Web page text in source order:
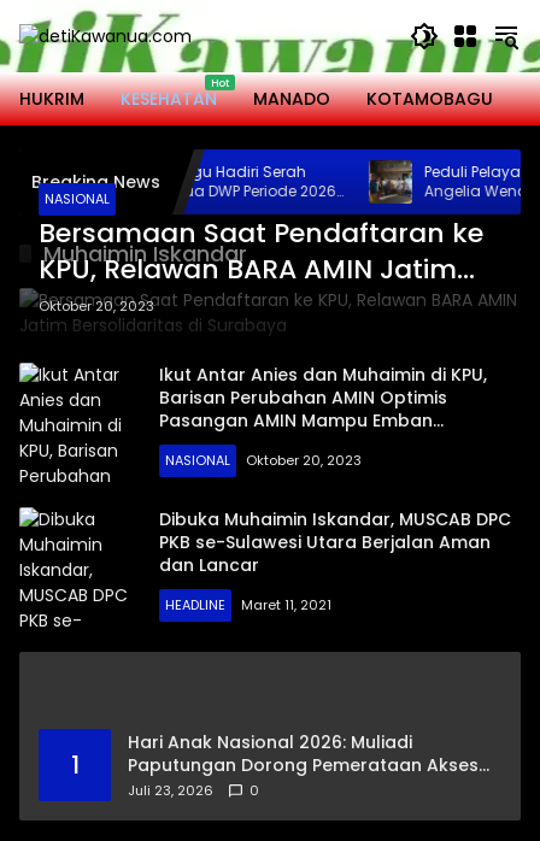
Langsung
ke
konten
HUKRIM
KESEHATAN MANADO KOTAMOBAGU
Breaking News
Wali Kota Kotamobagu Hadiri Serah
Terima Jabatan Ketua DWP Periode 2026-
2031
Peduli Pelayanan
Angelia Wenas
Jenazah untuk
Bolmong
Muhaimin Iskandar
NASIONAL
Bersamaan Saat Pendaftaran ke
KPU, Relawan BARA AMIN Jatim
Bersolidaritas di Surabaya
Oktober 20, 2023
Ikut Antar Anies dan Muhaimin di KPU,
Barisan Perubahan AMIN Optimis
Pasangan AMIN Mampu Emban
Tanggungjawab
NASIONAL Oktober 20, 2023
Dibuka Muhaimin Iskandar, MUSCAB DPC
PKB se-Sulawesi Utara Berjalan Aman
dan Lancar
HEADLINE Maret 11, 2021
1
Hari Anak Nasional 2026: Muliadi
Paputungan Dorong Pemerataan Akses
Pendidikan dan Proteksi Digital Anak Sulut
Juli 23, 2026 0